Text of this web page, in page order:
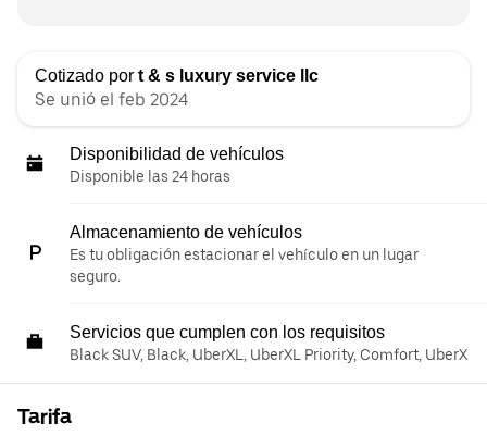
Cotizado por t & s luxury service llc
Se unió el feb 2024
Disponibilidad de vehículos
Disponible las 24 horas
Almacenamiento de vehículos
Es tu obligación estacionar el vehículo en un lugar
seguro.
Servicios que cumplen con los requisitos
Black SUV, Black, UberXL, UberXL Priority, Comfort, UberX
Tarifa